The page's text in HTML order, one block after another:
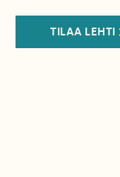
TILAA LEHTI